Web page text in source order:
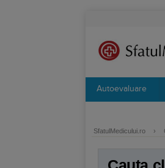
Autoevaluare
SfatulMedicului.ro ›